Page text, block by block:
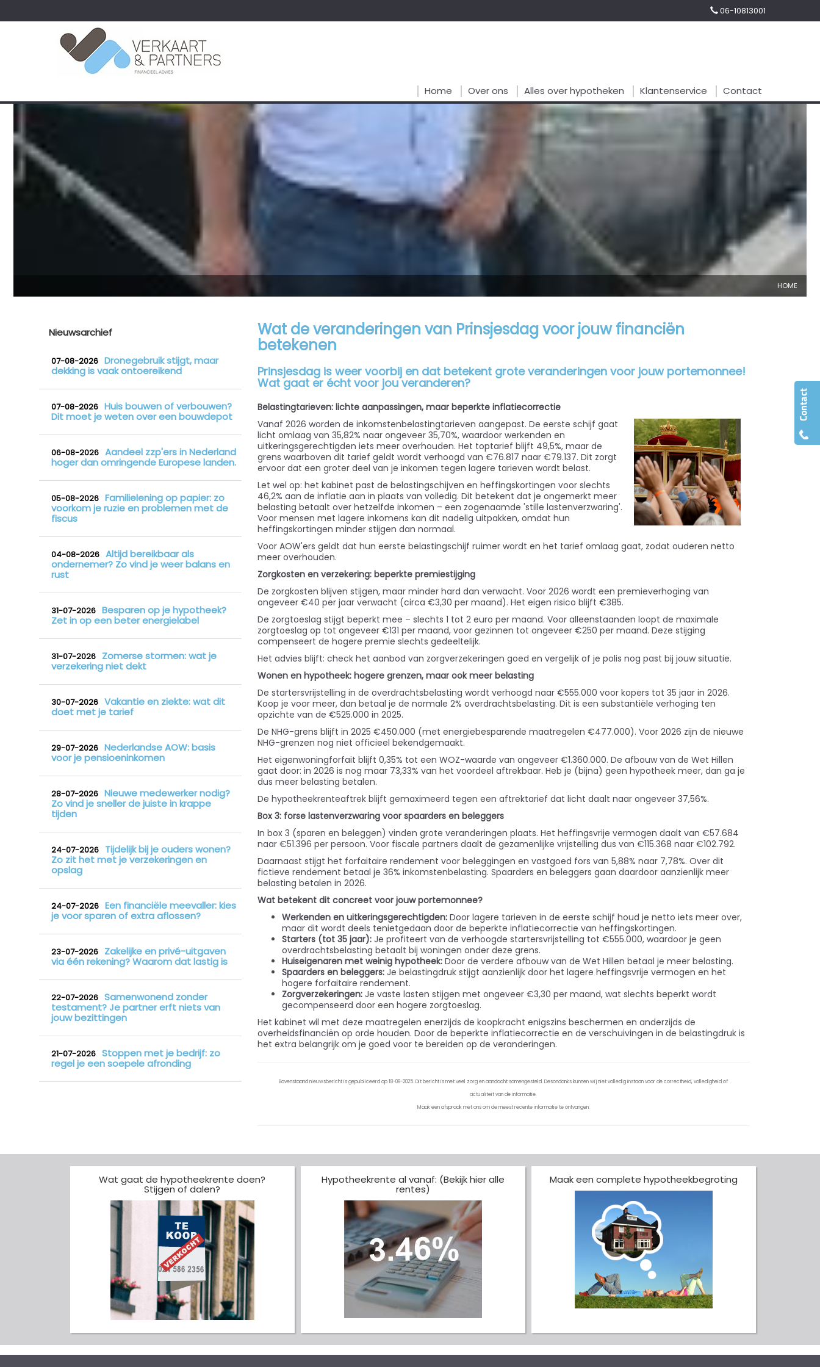
06-10813001
Home Over ons Alles over hypotheken Klantenservice Contact
HOME
Nieuwsarchief
07-08-2026 Dronegebruik stijgt, maar
dekking is vaak ontoereikend
07-08-2026 Huis bouwen of verbouwen?
Dit moet je weten over een bouwdepot
06-08-2026 Aandeel zzp'ers in Nederland
hoger dan omringende Europese landen.
05-08-2026 Familielening op papier: zo
voorkom je ruzie en problemen met de
fiscus
04-08-2026 Altijd bereikbaar als
ondernemer? Zo vind je weer balans en
rust
31-07-2026 Besparen op je hypotheek?
Zet in op een beter energielabel
31-07-2026
Zomerse stormen: wat je
verzekering niet dekt
30-07-2026 Vakantie en ziekte: wat dit
doet met je tarief
29-07-2026 Nederlandse AOW: basis
voor je pensioeninkomen
28-07-2026 Nieuwe medewerker nodig?
Zo vind je sneller de juiste in krappe
tijden
24-07-2026
Tijdelijk bij je ouders wonen?
Zo zit het met je verzekeringen en
opslag
24-07-2026 Een financiële meevaller: kies
je voor sparen of extra aflossen?
23-07-2026
Zakelijke en privé-uitgaven
via één rekening? Waarom dat lastig is
22-07-2026 Samenwonend zonder
testament? Je partner erft niets van
jouw bezittingen
21-07-2026 Stoppen met je bedrijf: zo
regel je een soepele afronding
Wat de veranderingen van Prinsjesdag voor jouw financiën
betekenen
Prinsjesdag is weer voorbij en dat betekent grote veranderingen voor jouw portemonnee!
Wat gaat er écht voor jou veranderen?
Belastingtarieven: lichte aanpassingen, maar beperkte inflatiecorrectie
Vanaf 2026 worden de inkomstenbelastingtarieven aangepast. De eerste schijf gaat
licht omlaag van 35,82% naar ongeveer 35,70%, waardoor werkenden en
uitkeringsgerechtigden iets meer overhouden. Het toptarief blijft 49,5%, maar de
grens waarboven dit tarief geldt wordt verhoogd van €76.817 naar €79.137. Dit zorgt
ervoor dat een groter deel van je inkomen tegen lagere tarieven wordt belast.
Let wel op: het kabinet past de belastingschijven en heffingskortingen voor slechts
46,2% aan de inflatie aan in plaats van volledig. Dit betekent dat je ongemerkt meer
belasting betaalt over hetzelfde inkomen – een zogenaamde 'stille lastenverzwaring'.
Voor mensen met lagere inkomens kan dit nadelig uitpakken, omdat hun
heffingskortingen minder stijgen dan normaal.
Voor AOW'ers geldt dat hun eerste belastingschijf ruimer wordt en het tarief omlaag gaat, zodat ouderen netto
meer overhouden.
Zorgkosten en verzekering: beperkte premiestijging
De zorgkosten blijven stijgen, maar minder hard dan verwacht. Voor 2026 wordt een premieverhoging van
ongeveer €40 per jaar verwacht (circa €3,30 per maand). Het eigen risico blijft €385.
De zorgtoeslag stijgt beperkt mee – slechts 1 tot 2 euro per maand. Voor alleenstaanden loopt de maximale
zorgtoeslag op tot ongeveer €131 per maand, voor gezinnen tot ongeveer €250 per maand. Deze stijging
compenseert de hogere premie slechts gedeeltelijk.
Het advies blijft: check het aanbod van zorgverzekeringen goed en vergelijk of je polis nog past bij jouw situatie.
Wonen en hypotheek: hogere grenzen, maar ook meer belasting
De startersvrijstelling in de overdrachtsbelasting wordt verhoogd naar €555.000 voor kopers tot 35 jaar in 2026.
Koop je voor meer, dan betaal je de normale 2% overdrachtsbelasting. Dit is een substantiële verhoging ten
opzichte van de €525.000 in 2025.
De NHG-grens blijft in 2025 €450.000 (met energiebesparende maatregelen €477.000). Voor 2026 zijn de nieuwe
NHG-grenzen nog niet officieel bekendgemaakt.
Het eigenwoningforfait blijft 0,35% tot een WOZ-waarde van ongeveer €1.360.000. De afbouw van de Wet Hillen
gaat door: in 2026 is nog maar 73,33% van het voordeel aftrekbaar. Heb je (bijna) geen hypotheek meer, dan ga je
dus meer belasting betalen.
De hypotheekrenteaftrek blijft gemaximeerd tegen een aftrektarief dat licht daalt naar ongeveer 37,56%.
Box 3: forse lastenverzwaring voor spaarders en beleggers
In box 3 (sparen en beleggen) vinden grote veranderingen plaats. Het heffingsvrije vermogen daalt van €57.684
naar €51.396 per persoon. Voor fiscale partners daalt de gezamenlijke vrijstelling dus van €115.368 naar €102.792.
Daarnaast stijgt het forfaitaire rendement voor beleggingen en vastgoed fors van 5,88% naar 7,78%. Over dit
fictieve rendement betaal je 36% inkomstenbelasting. Spaarders en beleggers gaan daardoor aanzienlijk meer
belasting betalen in 2026.
Wat betekent dit concreet voor jouw portemonnee?
Werkenden en uitkeringsgerechtigden:Door lagere tarieven in de eerste schijf houd je netto iets meer over,
maar dit wordt deels tenietgedaan door de beperkte inflatiecorrectie van heffingskortingen.
Starters (tot 35 jaar):Je profiteert van de verhoogde startersvrijstelling tot €555.000, waardoor je geen
overdrachtsbelasting betaalt bij woningen onder deze grens.
Huiseigenaren met weinig hypotheek:Door de verdere afbouw van de Wet Hillen betaal je meer belasting.
Spaarders en beleggers:Je belastingdruk stijgt aanzienlijk door het lagere heffingsvrije vermogen en het
hogere forfaitaire rendement.
Zorgverzekeringen:Je vaste lasten stijgen met ongeveer €3,30 per maand, wat slechts beperkt wordt
gecompenseerd door een hogere zorgtoeslag.
Het kabinet wil met deze maatregelen enerzijds de koopkracht enigszins beschermen en anderzijds de
overheidsfinanciën op orde houden. Door de beperkte inflatiecorrectie en de verschuivingen in de belastingdruk is
het extra belangrijk om je goed voor te bereiden op de veranderingen.
Bovenstaand nieuwsbericht is gepubliceerd op 18-09-2025. Dit bericht is met veel zorg en aandacht samengesteld. Desondanks kunnen wij niet volledig instaan voor de correctheid, volledigheid of
actualiteit van de informatie.
Maak een afspraak met ons om de meest recente informatie te ontvangen.
Wat gaat de hypotheekrente doen?
Stijgen of dalen?
Hypotheekrente al vanaf: (Bekijk hier alle
rentes)
Maak een complete hypotheekbegroting